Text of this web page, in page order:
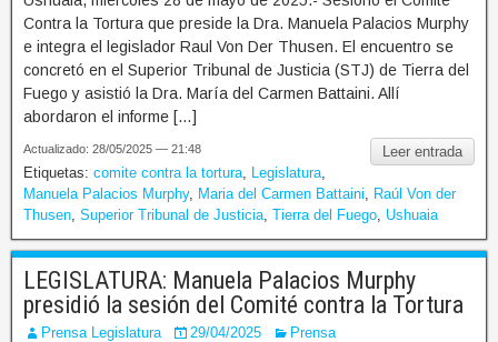
Contra la Tortura que preside la Dra. Manuela Palacios Murphy
e integra el legislador Raul Von Der Thusen. El encuentro se
concretó en el Superior Tribunal de Justicia (STJ) de Tierra del
Fuego y asistió la Dra. María del Carmen Battaini. Allí
abordaron el informe […]
Leer entrada
Actualizado: 28/05/2025 — 21:48
Etiquetas: comite contra la tortura Legislatura
Manuela Palacios Murphy, Maria del Carmen Battaini
Raúl Von der
Thusen Superior Tribunal de Justicia Tierra del Fuego Ushuaia
LEGISLATURA: Manuela Palacios Murphy
presidió la sesión del Comité contra la Tortura
Prensa Legislatura 29/04/2025 Prensa